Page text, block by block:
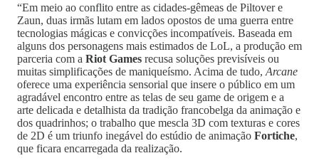
“Em meio ao conflito entre as cidades-gêmeas de Piltover e
Zaun, duas irmãs lutam em lados opostos de uma guerra entre
tecnologias mágicas e convicções incompatíveis. Baseada em
alguns dos personagens mais estimados de LoL, a produção em
parceria com a Riot Games recusa soluções previsíveis ou
muitas simplificações de maniqueísmo. Acima de tudo, Arcane
oferece uma experiência sensorial que insere o público em um
agradável encontro entre as telas de seu game de origem e a
arte delicada e detalhista da tradição francobelga da animação e
dos quadrinhos; o trabalho que mescla 3D com texturas e cores
de 2D é um triunfo inegável do estúdio de animação Fortiche,
que ficara encarregada da realização.